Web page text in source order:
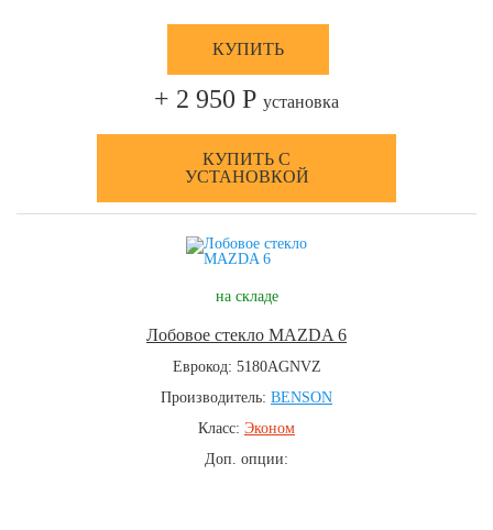
КУПИТЬ
+ 2 950 Р установка
КУПИТЬ С
УСТАНОВКОЙ
на складе
Лобовое стекло MAZDA 6
Еврокод: 5180AGNVZ
Производитель: BENSON
Класс: Эконом
Доп. опции: